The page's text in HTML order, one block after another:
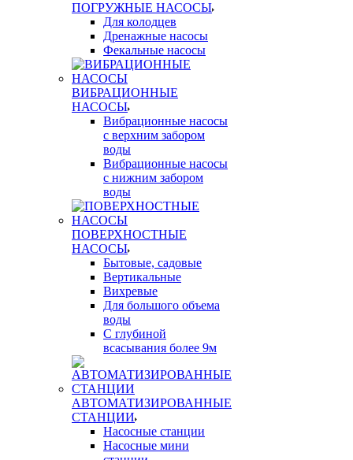
ПОГРУЖНЫЕ НАСОСЫ
Для колодцев
Дренажные насосы
Фекальные насосы
ВИБРАЦИОННЫЕ
НАСОСЫ
Вибрационные насосы
с верхним забором
воды
Вибрационные насосы
с нижним забором
воды
ПОВЕРХНОСТНЫЕ
НАСОСЫ
Бытовые, садовые
Вертикальные
Вихревые
Для большого объема
воды
С глубиной
всасывания более 9м
АВТОМАТИЗИРОВАННЫЕ
СТАНЦИИ
Насосные станции
Насосные мини